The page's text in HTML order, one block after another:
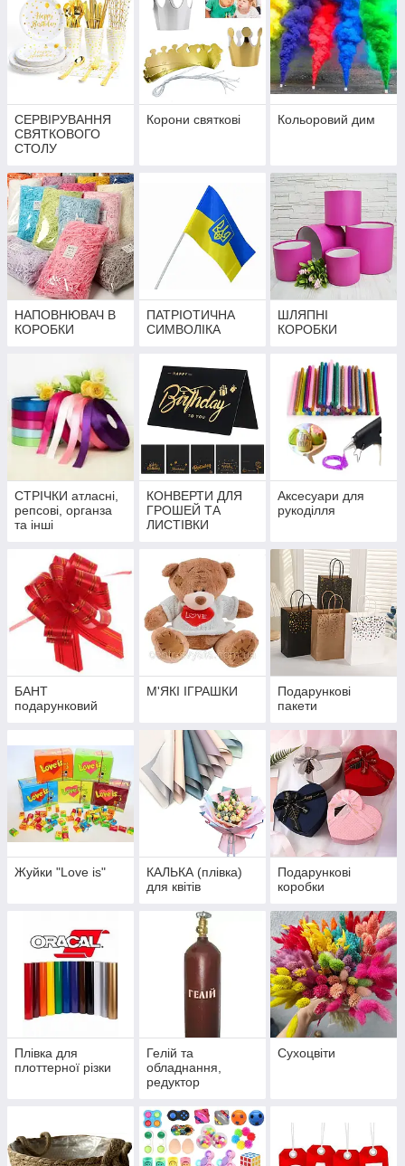
СЕРВІРУВАННЯ
СВЯТКОВОГО
СТОЛУ
Корони святкові Кольоровий дим
НАПОВНЮВАЧ В
КОРОБКИ
ПАТРІОТИЧНА
СИМВОЛІКА
ШЛЯПНІ
КОРОБКИ
СТРІЧКИ атласні,
репсові, органза
та інші
КОНВЕРТИ ДЛЯ
ГРОШЕЙ ТА
ЛИСТІВКИ
Аксесуари для
рукоділля
БАНТ
подарунковий
М'ЯКІ ІГРАШКИ
Подарункові
пакети
Жуйки "Love is"
КАЛЬКА (плівка)
для квітів
Подарункові
коробки
Плівка для
плоттерної різки
Гелій та
обладнання,
редуктор
Сухоцвіти